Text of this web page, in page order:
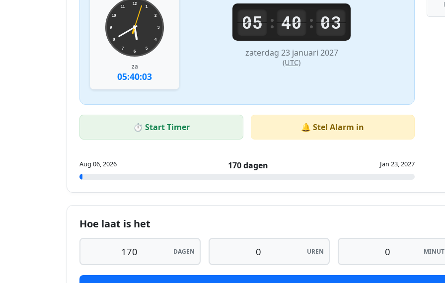
12
1
2
3
4
5
6
7
8
9
10
11
za
05:40:03
05 : 40 : 03
zaterdag 23 januari 2027
(UTC)
⏱️ Start Timer 🔔 Stel Alarm in
Aug 06, 2026 170 dagen Jan 23, 2027
Hoe laat is het
DAGEN UREN